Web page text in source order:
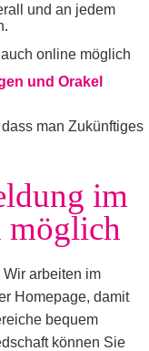
und an jedem
online möglich
und Orakel
man Zukünftiges
im
möglich
arbeiten im
Homepage, damit
bequem
können Sie